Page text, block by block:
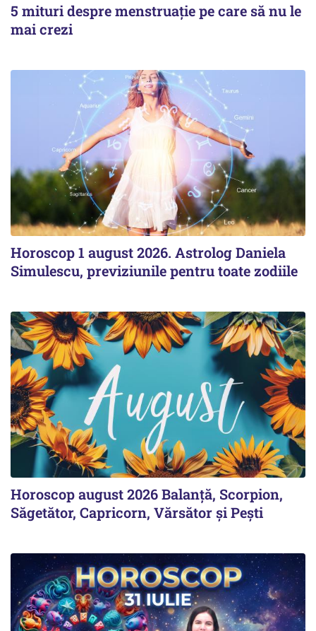
5 mituri despre menstruație pe care să nu le
mai crezi
Horoscop 1 august 2026. Astrolog Daniela
Simulescu, previziunile pentru toate zodiile
Horoscop august 2026 Balanță, Scorpion,
Săgetător, Capricorn, Vărsător și Pești